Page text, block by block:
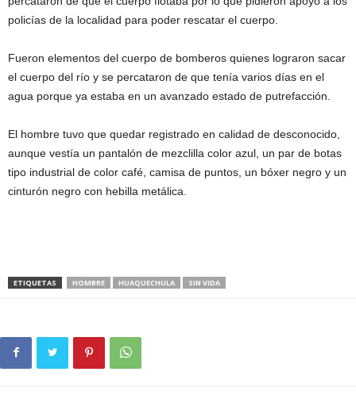
policías de la localidad para poder rescatar el cuerpo.
Fueron elementos del cuerpo de bomberos quienes lograron sacar
el cuerpo del río y se percataron de que tenía varios días en el
agua porque ya estaba en un avanzado estado de putrefacción.
El hombre tuvo que quedar registrado en calidad de desconocido,
aunque vestía un pantalón de mezclilla color azul, un par de botas
tipo industrial de color café, camisa de puntos, un bóxer negro y un
cinturón negro con hebilla metálica.
ETIQUETAS HOMBRE HUAQUECHULA SIN VIDA